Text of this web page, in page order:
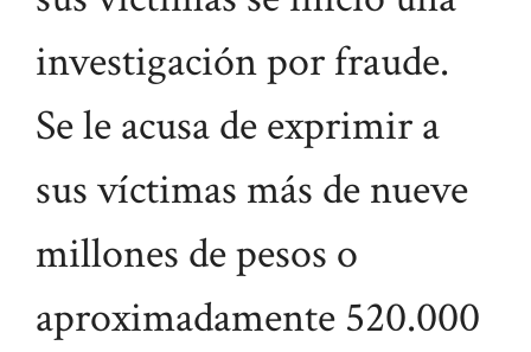
investigación por fraude.
Se le acusa de exprimir a
sus víctimas más de nueve
millones de pesos o
aproximadamente 520.000